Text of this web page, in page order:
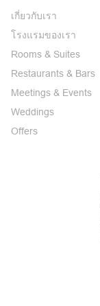
เกี่ยวกับเรา
โรงแรมของเรา
Rooms & Suites
Restaurants & Bars
Meetings & Events
Weddings
Offers